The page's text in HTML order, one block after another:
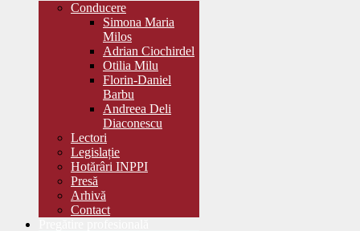
Conducere
Simona Maria
Milos
Adrian Ciochirdel
Otilia Milu
Florin-Daniel
Barbu
Andreea Deli
Diaconescu
Lectori
Legislație
Hotărâri INPPI
Presă
Arhivă
Contact